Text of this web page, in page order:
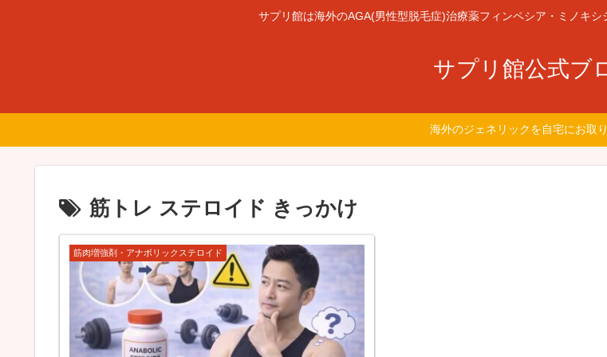
サプリ館は海外のAGA(男性型脱毛症)治療薬フィンペシア・ミノキシ
サプリ館公式ブ
海外のジェネリックを自宅にお取
筋トレ ステロイド きっかけ
筋肉増強剤・アナボリックステロイド